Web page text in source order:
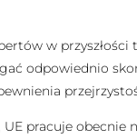
w przyszłości
odpowiednio
UE pracuje obecnie